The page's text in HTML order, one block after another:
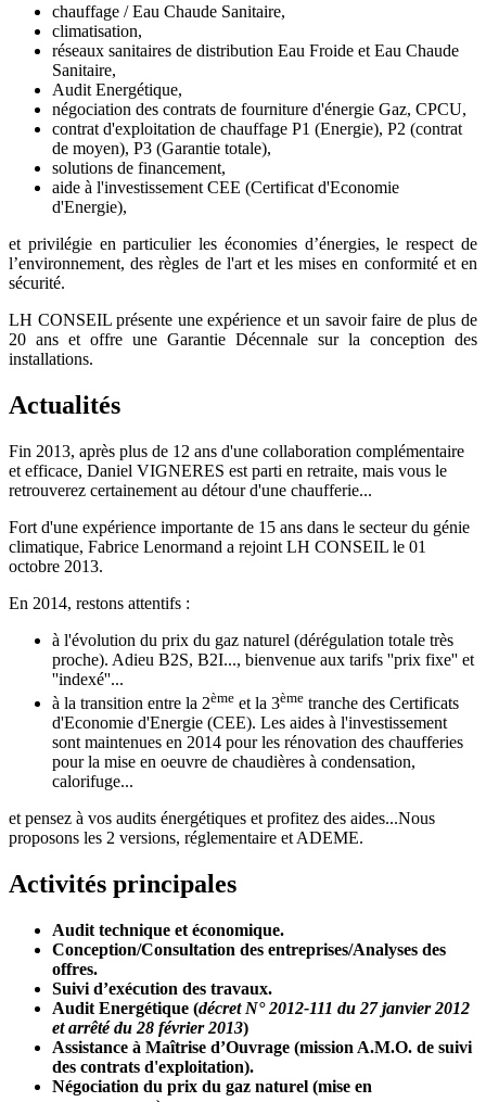
chauffage / Eau Chaude Sanitaire,
climatisation,
réseaux sanitaires de distribution Eau Froide et Eau Chaude
Sanitaire,
Audit Energétique,
négociation des contrats de fourniture d'énergie Gaz, CPCU,
contrat d'exploitation de chauffage P1 (Energie), P2 (contrat
de moyen), P3 (Garantie totale),
solutions de financement,
aide à l'investissement CEE (Certificat d'Economie
d'Energie),
et privilégie en particulier les économies d’énergies, le respect de
l’environnement, des règles de l'art et les mises en conformité et en
sécurité.
LH CONSEIL présente une expérience et un savoir faire de plus de
20 ans et offre une Garantie Décennale sur la conception des
installations.
Actualités
Fin 2013, après plus de 12 ans d'une collaboration complémentaire
et efficace, Daniel VIGNERES est parti en retraite, mais vous le
retrouverez certainement au détour d'une chaufferie...
Fort d'une expérience importante de 15 ans dans le secteur du génie
climatique, Fabrice Lenormand a rejoint LH CONSEIL le 01
octobre 2013.
En 2014, restons attentifs :
à l'évolution du prix du gaz naturel (dérégulation totale très
proche). Adieu B2S, B2I..., bienvenue aux tarifs ''prix fixe'' et
''indexé''...
à la transition entre la 2ème et la 3ème tranche des Certificats
d'Economie d'Energie (CEE). Les aides à l'investissement
sont maintenues en 2014 pour les rénovation des chaufferies
pour la mise en oeuvre de chaudières à condensation,
calorifuge...
et pensez à vos audits énergétiques et profitez des aides...Nous
proposons les 2 versions, réglementaire et ADEME.
Activités principales
Audit technique et économique.
Conception/Consultation des entreprises/Analyses des
offres.
Suivi d’exécution des travaux.
Audit Energétique (décret N° 2012-111 du 27 janvier 2012
et arrêté du 28 février 2013)
Assistance à Maîtrise d’Ouvrage (mission A.M.O. de suivi
des contrats d'exploitation).
Négociation du prix du gaz naturel (mise en